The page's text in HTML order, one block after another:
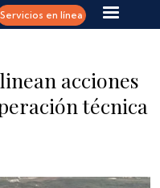
Servicios en línea
acciones
técnica